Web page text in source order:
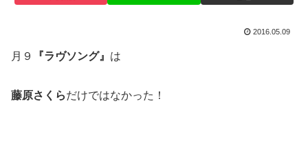
2016.05.09
月９ 『ラヴソング』 は
藤原さくらだけではなかった！